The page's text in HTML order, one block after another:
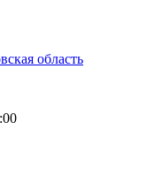
область